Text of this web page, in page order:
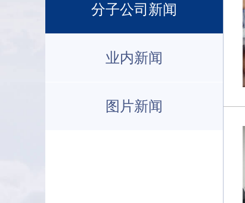
分子公司新闻
业内新闻
图片新闻